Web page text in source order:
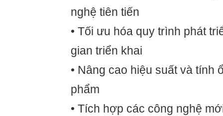
nghệ tiên tiến
• Tối ưu hóa quy trình phát
gian triển khai
• Nâng cao hiệu suất và tính
phẩm
• Tích hợp các công nghệ